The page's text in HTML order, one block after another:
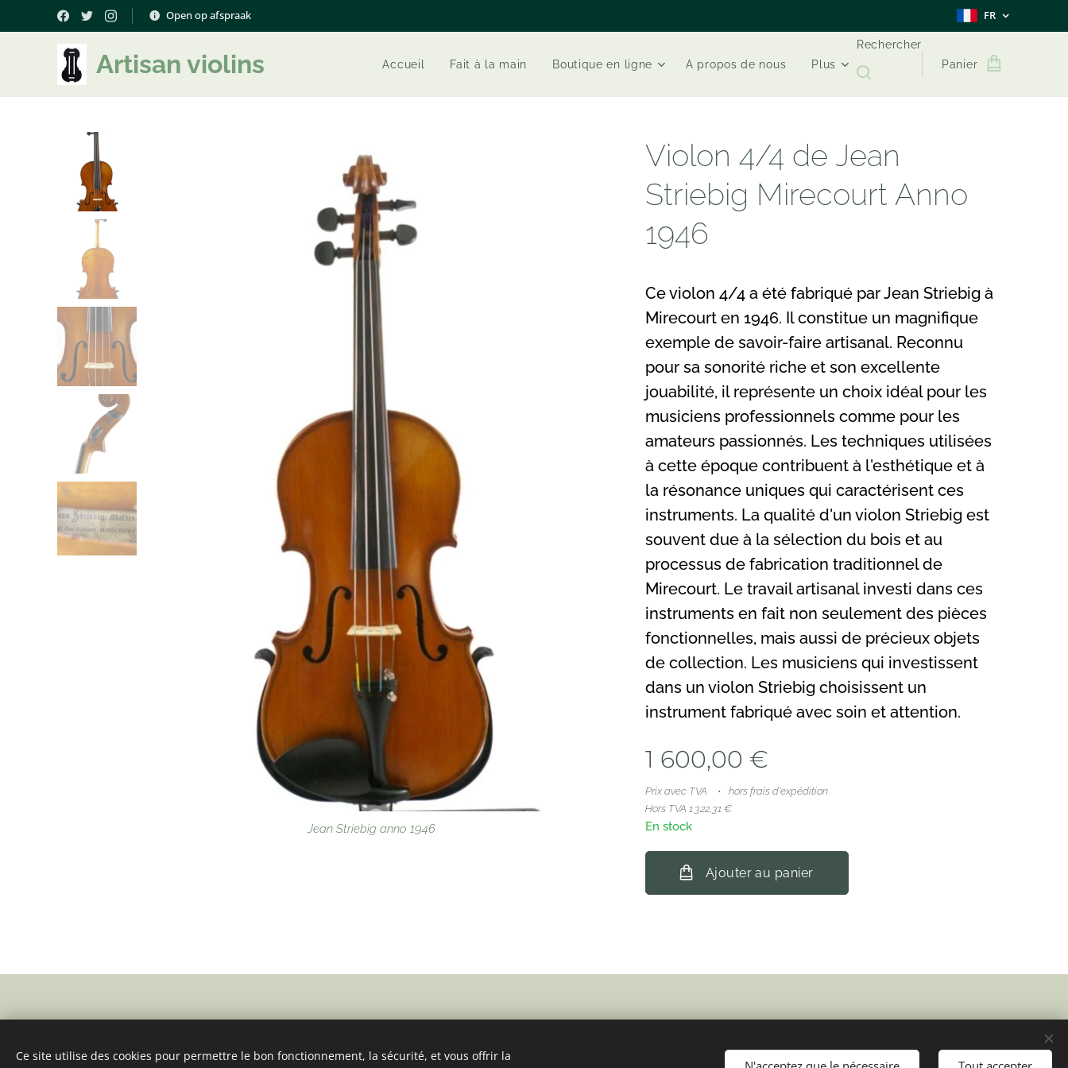
Open op afspraak FR
Artisan violins Accueil Fait à la main Boutique en ligne A propos de nous Plus
Rechercher
Panier
Violon 4/4 de Jean
Striebig Mirecourt Anno
1946
Jean Striebig anno 1946
Ce violon 4/4 a été fabriqué par Jean Striebig à
Mirecourt en 1946. Il constitue un magnifique
exemple de savoir-faire artisanal. Reconnu
pour sa sonorité riche et son excellente
jouabilité, il représente un choix idéal pour les
musiciens professionnels comme pour les
amateurs passionnés. Les techniques utilisées
à cette époque contribuent à l'esthétique et à
la résonance uniques qui caractérisent ces
instruments. La qualité d'un violon Striebig est
souvent due à la sélection du bois et au
processus de fabrication traditionnel de
Mirecourt. Le travail artisanal investi dans ces
instruments en fait non seulement des pièces
fonctionnelles, mais aussi de précieux objets
de collection. Les musiciens qui investissent
dans un violon Striebig choisissent un
instrument fabriqué avec soin et attention.
1 600,00 €
Prix avec TVA
hors frais d'expédition
Hors TVA 1 322,31 €
En stock
Ajouter au panier
Artisan violins
Langues
Nederlands English Français
Ce site utilise des cookies pour permettre le bon fonctionnement, la sécurité, et vous offrir la